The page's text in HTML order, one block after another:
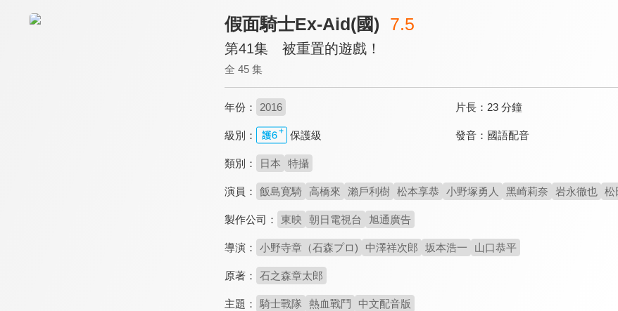
假面騎士Ex-Aid(國) 7.5
第41集 被重置的遊戲！
全 45 集
年份： 2016 片長： 23 分鐘
級別： 保護級 發音： 國語配音
類別： 日本 特攝
演員： 飯島寛騎 高橋來 瀨戶利樹 松本享恭 小野塚勇人 黑崎莉奈 岩永徹也 松
製作公司： 東映 朝日電視台 旭通廣告
導演： 小野寺章（石森プロ) 中澤祥次郎 坂本浩一 山口恭平
原著： 石之森章太郎
主題： 騎士戰隊 熱血戰鬥 中文配音版